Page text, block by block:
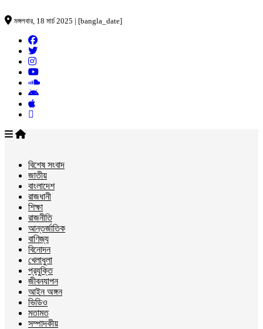
মঙ্গলবার, 18 মার্চ 2025 | [bangla_date]
বিশেষ সংবাদ
জাতীয়
বাংলাদেশ
রাজধানী
শিক্ষা
রাজনীতি
আন্তর্জাতিক
বাণিজ্য
বিনোদন
খেলাধুলা
প্রযুক্তি
জীবনযাপন
আইন অঙ্গন
ভিডিও
মতামত
সম্পাদকীয়